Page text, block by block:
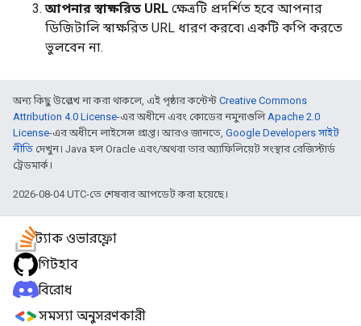
আপনার স্বাক্ষরিত URL ক্ষেত্রটি প্রদর্শিত হবে আপনার
ডিজিটালি স্বাক্ষরিত URL ধারণ করবে৷ একটি কপি করতে
ভুলবেন না.
অন্য কিছু উল্লেখ না করা থাকলে, এই পৃষ্ঠার কন্টেন্ট Creative Commons
Attribution 4.0 License-এর অধীনে এবং কোডের নমুনাগুলিApache 2.0
License-এর অধীনে লাইসেন্স প্রাপ্ত। আরও জানতে, Google Developers সাইট
নীতি দেখুন। Java হল Oracle এবং/অথবা তার অ্যাফিলিয়েট সংস্থার রেজিস্টার্ড
ট্রেডমার্ক।
2026-08-04 UTC-তে শেষবার আপডেট করা হয়েছে।
স্ট্যাক ওভারফ্লো
গিটহাব
বিরোধ
সমস্যা অনুসরণকারী